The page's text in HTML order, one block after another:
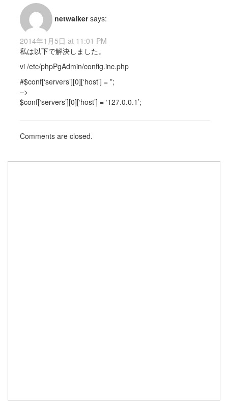
netwalker says:
2014年1月5日 at 11:01 PM
私は以下で解決しました。
vi /etc/phpPgAdmin/config.inc.php
#$conf[‘servers’][0][‘host’] = ”;
–>
$conf[‘servers’][0][‘host’] = ‘127.0.0.1’;
Comments are closed.